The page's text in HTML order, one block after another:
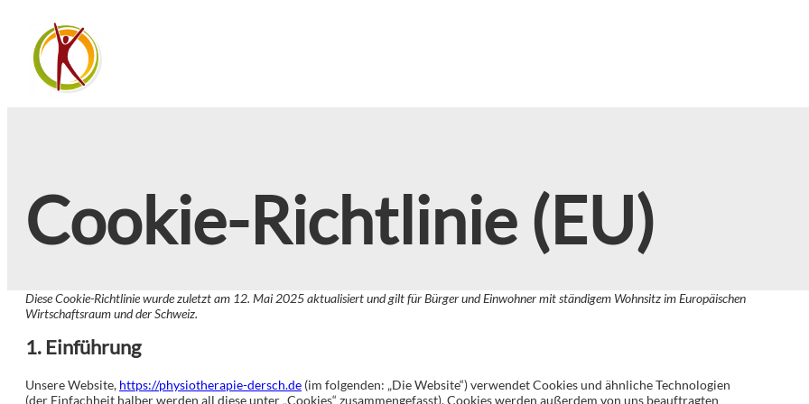
Cookie-Richtlinie (EU)
Diese Cookie-Richtlinie wurde zuletzt am 12. Mai 2025 aktualisiert und gilt für Bürger und Einwohner mit ständigem Wohnsitz im Europäischen
Wirtschaftsraum und der Schweiz.
1. Einführung
Unsere Website, https://physiotherapie-dersch.de (im folgenden: „Die Website“) verwendet Cookies und ähnliche Technologien
(der Einfachheit halber werden all diese unter „Cookies“ zusammengefasst). Cookies werden außerdem von uns beauftragten